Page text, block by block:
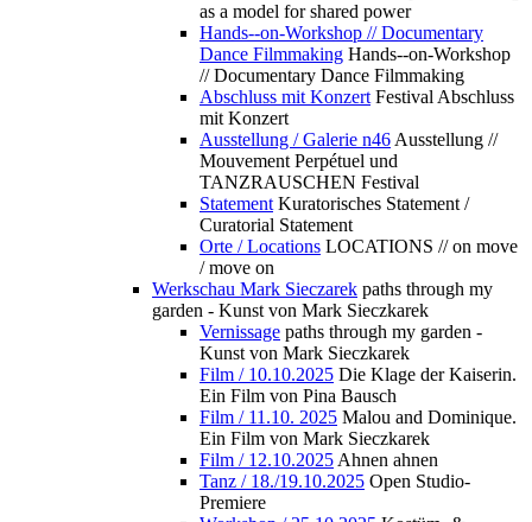
as a model for shared power
Hands--on-Workshop // Documentary
Dance Filmmaking Hands--on-Workshop
// Documentary Dance Filmmaking
Abschluss mit Konzert Festival Abschluss
mit Konzert
Ausstellung / Galerie n46 Ausstellung //
Mouvement Perpétuel und
TANZRAUSCHEN Festival
Statement Kuratorisches Statement /
Curatorial Statement
Orte / Locations LOCATIONS // on move
/ move on
Werkschau Mark Sieczarek paths through my
garden - Kunst von Mark Sieczkarek
Vernissage paths through my garden -
Kunst von Mark Sieczkarek
Film / 10.10.2025 Die Klage der Kaiserin.
Ein Film von Pina Bausch
Film / 11.10. 2025 Malou and Dominique.
Ein Film von Mark Sieczkarek
Film / 12.10.2025 Ahnen ahnen
Tanz / 18./19.10.2025 Open Studio-
Premiere